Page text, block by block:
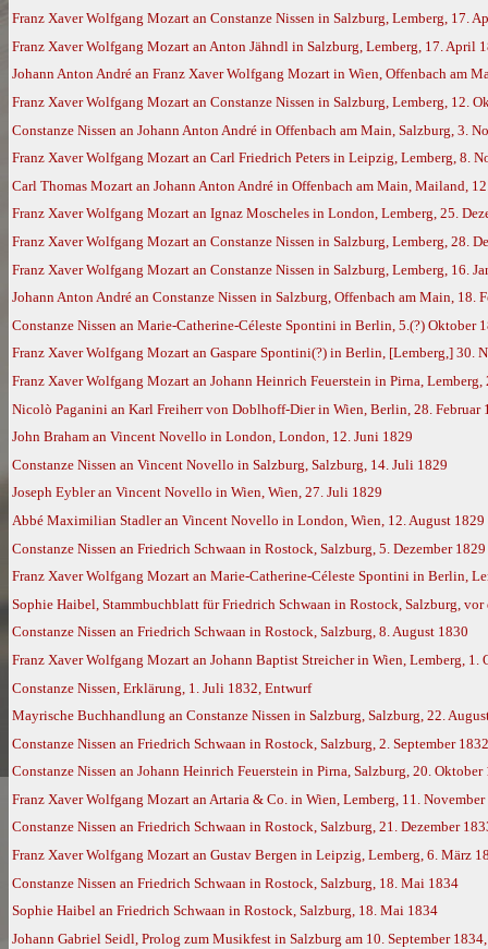
Franz Xaver Wolfgang Mozart an Constanze Nissen in Salzburg, Lemberg, 17.
Franz Xaver Wolfgang Mozart an Anton Jähndl in Salzburg, Lemberg, 17. April
Johann Anton André an Franz Xaver Wolfgang Mozart in Wien, Offenbach am
Franz Xaver Wolfgang Mozart an Constanze Nissen in Salzburg, Lemberg, 12.
Constanze Nissen an Johann Anton André in Offenbach am Main, Salzburg, 3.
Franz Xaver Wolfgang Mozart an Carl Friedrich Peters in Leipzig, Lemberg, 8.
Carl Thomas Mozart an Johann Anton André in Offenbach am Main, Mailand,
Franz Xaver Wolfgang Mozart an Ignaz Moscheles in London, Lemberg, 25.
Franz Xaver Wolfgang Mozart an Constanze Nissen in Salzburg, Lemberg, 28.
Franz Xaver Wolfgang Mozart an Constanze Nissen in Salzburg, Lemberg, 16.
Johann Anton André an Constanze Nissen in Salzburg, Offenbach am Main, 18.
Constanze Nissen an Marie-Catherine-Céleste Spontini in Berlin, 5.(?) Oktober
Franz Xaver Wolfgang Mozart an Gaspare Spontini(?) in Berlin, [Lemberg,] 30.
Franz Xaver Wolfgang Mozart an Johann Heinrich Feuerstein in Pirna,
Nicolò Paganini an Karl Freiherr von Doblhoff-Dier in Wien, Berlin, 28. Februar
John Braham an Vincent Novello in London, London, 12. Juni 1829
Constanze Nissen an Vincent Novello in Salzburg, Salzburg, 14. Juli 1829
Joseph Eybler an Vincent Novello in Wien, Wien, 27. Juli 1829
Abbé Maximilian Stadler an Vincent Novello in London, Wien, 12. August 1829
Constanze Nissen an Friedrich Schwaan in Rostock, Salzburg, 5. Dezember
Franz Xaver Wolfgang Mozart an Marie-Catherine-Céleste Spontini in Berlin,
Sophie Haibel, Stammbuchblatt für Friedrich Schwaan in Rostock, Salzburg, vor
Constanze Nissen an Friedrich Schwaan in Rostock, Salzburg, 8. August 1830
Franz Xaver Wolfgang Mozart an Johann Baptist Streicher in Wien, Lemberg, 1.
Constanze Nissen, Erklärung, 1. Juli 1832, Entwurf
Mayrische Buchhandlung an Constanze Nissen in Salzburg, Salzburg, 22.
Constanze Nissen an Friedrich Schwaan in Rostock, Salzburg, 2. September
Constanze Nissen an Johann Heinrich Feuerstein in Pirna, Salzburg, 20. Oktober
Franz Xaver Wolfgang Mozart an Artaria & Co. in Wien, Lemberg, 11.
Constanze Nissen an Friedrich Schwaan in Rostock, Salzburg, 21. Dezember
Franz Xaver Wolfgang Mozart an Gustav Bergen in Leipzig, Lemberg, 6. März
Constanze Nissen an Friedrich Schwaan in Rostock, Salzburg, 18. Mai 1834
Sophie Haibel an Friedrich Schwaan in Rostock, Salzburg, 18. Mai 1834
Johann Gabriel Seidl, Prolog zum Musikfest in Salzburg am 10. September